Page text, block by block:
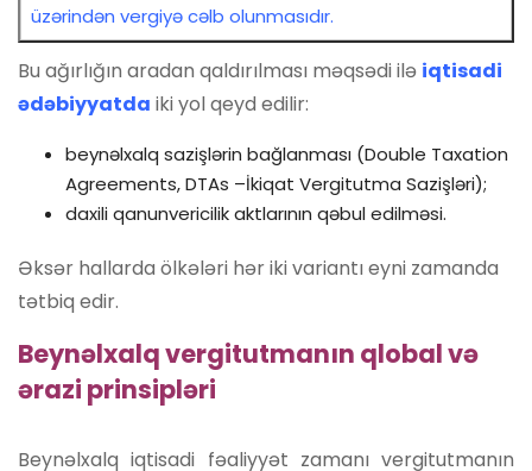
üzərindən vergiyə cəlb olunmasıdır.
Bu ağırlığın aradan qaldırılması məqsədi ilə iqtisadi
ədəbiyyatda iki yol qeyd edilir:
beynəlxalq sazişlərin bağlanması (Double Taxation
Agreements, DTAs –İkiqat Vergitutma Sazişləri);
daxili qanunvericilik aktlarının qəbul edilməsi.
Əksər hallarda ölkələri hər iki variantı eyni zamanda
tətbiq edir.
Beynəlxalq vergitutmanın qlobal və
ərazi prinsipləri
Beynəlxalq iqtisadi fəaliyyət zamanı vergitutmanın